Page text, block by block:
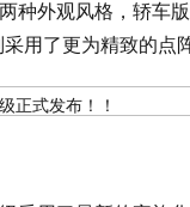
种外观风格，轿车
用了更为精致的点